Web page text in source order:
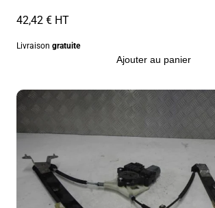
42,42 € HT
Livraison gratuite
Ajouter au panier